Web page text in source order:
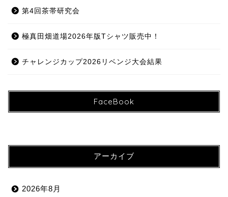
第4回茶帯研究会
極真田畑道場2026年版Tシャツ販売中！
チャレンジカップ2026リベンジ大会結果
FaceBook
アーカイブ
2026年8月